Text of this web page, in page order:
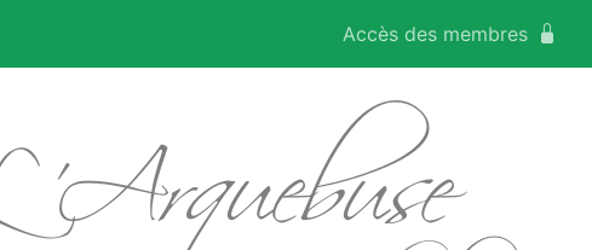
Accès des membres